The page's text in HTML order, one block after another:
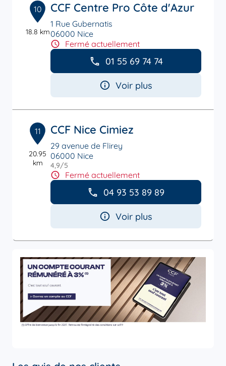
10
18.8 km
CCF Centre Pro Côte d'Azur
1 Rue Gubernatis
06000 Nice
Fermé actuellement
01 55 69 74 74
Voir plus
11
20.95
km
CCF Nice Cimiez
29 avenue de Flirey
06000 Nice
4,9/5
Fermé actuellement
04 93 53 89 89
Voir plus